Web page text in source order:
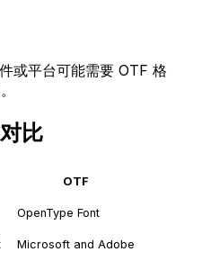
平台可能需要 OTF 格
比
OTF
OpenType Font
Microsoft and Adobe